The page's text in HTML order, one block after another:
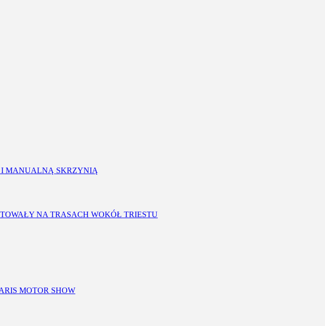
I MANUALNĄ SKRZYNIĄ
NA TRASACH WOKÓŁ TRIESTU
MOTOR SHOW